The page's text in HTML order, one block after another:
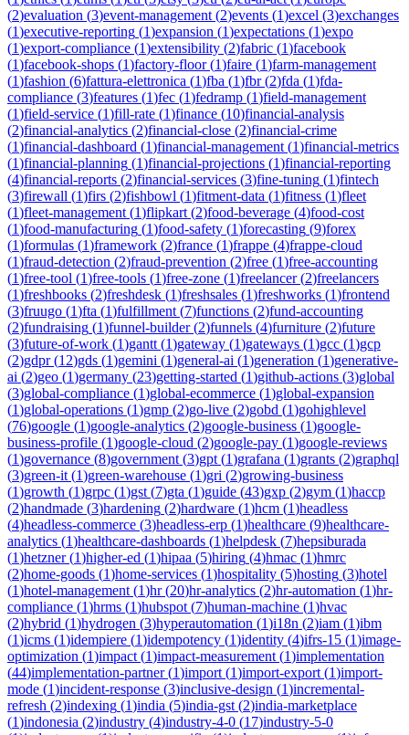
(2)evaluation (3)event-management (2)events (1)excel (3)exchanges
(1)executive-reporting (1)expansion (1)expectations (1)expo
(1)export-compliance (1)extensibility (2)fabric (1)facebook
(1)facebook-shops (1)factory-floor(1)faire (1)farm-management
(1)fashion (6)fattura-elettronica (1)fba (1)fbr(2)fda (1)fda-
compliance (3)features (1)fec (1)fedramp (1)field-management
(1)field-service (1)fill-rate (1)finance (10)financial-analysis
(2)financial-analytics (2)financial-close (2)financial-crime
(1)financial-dashboard (1)financial-management (1)financial-metrics
(1)financial-planning (1)financial-projections (1)financial-reporting
(4)financial-reports (2)financial-services (3)fine-tuning (1)fintech
(3)firewall (1)firs (2)fishbowl (1)fitment-data (1)fitness (1)fleet
(1)fleet-management (1)flipkart (2)food-beverage (4)food-cost
(1)food-manufacturing (1)food-safety (1)forecasting (9)forex
(1)formulas (1)framework (2)france (1)frappe (4)frappe-cloud
(1)fraud-detection (2)fraud-prevention (2)free (1)free-accounting
(1)free-tool (1)free-tools (1)free-zone (1)freelancer(2)freelancers
(1)freshbooks (2)freshdesk (1)freshsales (1)freshworks (1)frontend
(3)fruugo (1)fta (1)fulfillment (7)functions (2)fund-accounting
(2)fundraising (1)funnel-builder(2)funnels (4)furniture (2)future
(3)future-of-work (1)gantt (1)gateway (1)gateways (1)gcc (1)gcp
(2)gdpr(12)gds (1)gemini (1)general-ai (1)generation (1)generative-
ai (2)geo (1)germany (23)getting-started (1)github-actions (3)global
(3)global-compliance (1)global-ecommerce (1)global-expansion
(1)global-operations (1)gmp (2)go-live (2)gobd (1)gohighlevel
(76)google (1)google-analytics (2)google-business (1)google-
business-profile (1)google-cloud (2)google-pay (1)google-reviews
(1)governance (8)government (3)gpt (1)grafana (1)grants (2)graphql
(3)green-it (1)green-warehouse (1)gri (2)growing-business
(1)growth (1)grpc (1)gst (7)gta (1)guide (43)gxp (2)gym (1)haccp
(2)handmade (3)hardening (2)hardware (1)hcm (1)headless
(4)headless-commerce (3)headless-erp (1)healthcare (9)healthcare-
analytics (1)healthcare-dashboards (1)helpdesk (7)hepsiburada
(1)hetzner(1)higher-ed (1)hipaa (5)hiring (4)hmac (1)hmrc
(2)home-goods (1)home-services (1)hospitality (5)hosting (3)hotel
(1)hotel-management (1)hr(20)hr-analytics (2)hr-automation (1)hr-
compliance (1)hrms (1)hubspot (7)human-machine (1)hvac
(2)hybrid (1)hydrogen (3)hyperautomation (1)i18n (2)iam (1)ibm
(1)icms (1)idempiere (1)idempotency (1)identity (4)ifrs-15 (1)image-
optimization (1)impact (1)impact-measurement (1)implementation
(44)implementation-partner(1)import (1)import-export (1)import-
mode (1)incident-response (3)inclusive-design (1)incremental-
refresh (2)indexing (1)india (5)india-gst (2)india-marketplace
(1)indonesia (2)industry (4)industry-4-0 (17)industry-5-0